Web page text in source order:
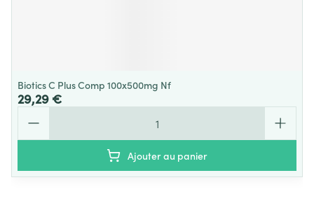
Biotics C Plus Comp 100x500mg Nf
29,29 €
Ajouter au panier